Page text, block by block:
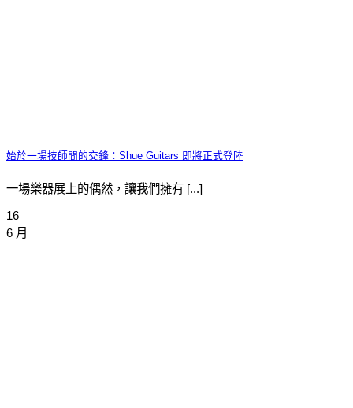
始於一場技師間的交鋒：Shue Guitars 即將正式登陸
一場樂器展上的偶然，讓我們擁有 [...]
16
6 月